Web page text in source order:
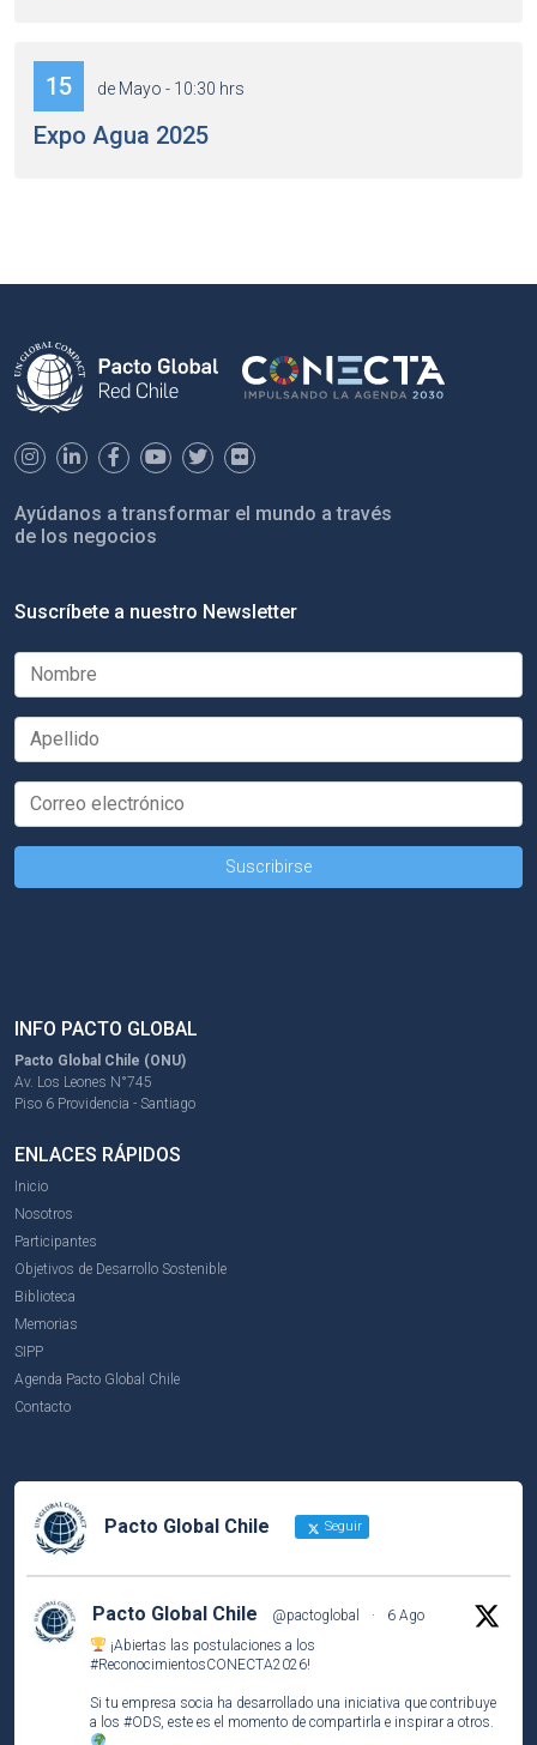
15 de Mayo - 10:30 hrs
Expo Agua 2025
Ayúdanos a transformar el mundo a través
de los negocios
Suscríbete a nuestro Newsletter
INFO PACTO GLOBAL
Pacto Global Chile (ONU)
Av. Los Leones N°745
Piso 6 Providencia - Santiago
ENLACES RÁPIDOS
Inicio
Nosotros
Participantes
Objetivos de Desarrollo Sostenible
Biblioteca
Memorias
SIPP
Agenda Pacto Global Chile
Contacto
Pacto Global Chile Seguir
Pacto Global Chile @pactoglobal ·
6 Ago
¡Abiertas las postulaciones a los
#ReconocimientosCONECTA2026!
Si tu empresa socia ha desarrollado una iniciativa que contribuye
a los #ODS, este es el momento de compartirla e inspirar a otros.